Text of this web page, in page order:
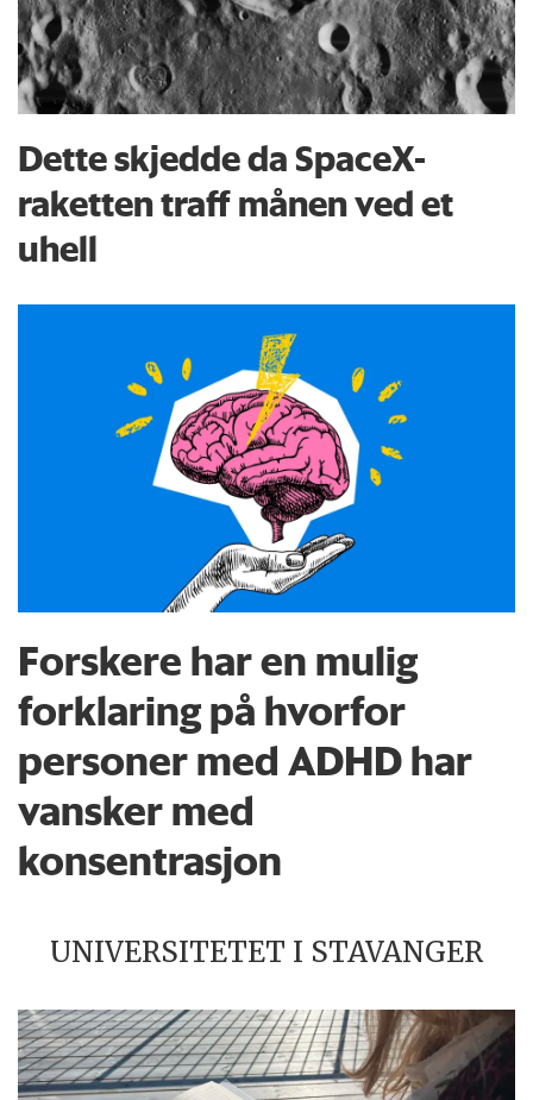
Dette skjedde da SpaceX-
raketten traff månen ved et
uhell
Forskere har en mulig
forklaring på hvorfor
personer med ADHD har
vansker med
konsentrasjon
UNIVERSITETET I STAVANGER